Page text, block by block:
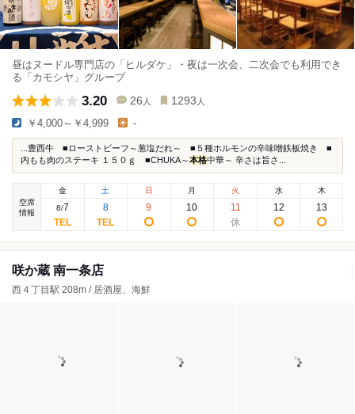
昼はヌードル専門店の「ヒルダケ」・夜は一次会、二次会でも利用でき
る「カモシヤ」グループ
3.20 26 人 1293 人
￥4,000～￥4,999 -
...豊西牛 ■ローストビーフ～葱塩だれ～ ■５種ホルモンの辛味噌鉄板焼き ■
内もも肉のステーキ １５０ｇ ■CHUKA～本格中華～ 辛さは旨さ...
空席
情報
金
8/7
土
8
日
9
月
10
火
11
水
12
木
13
咲か蔵 南一条店
西４丁目駅 208m / 居酒屋、海鮮